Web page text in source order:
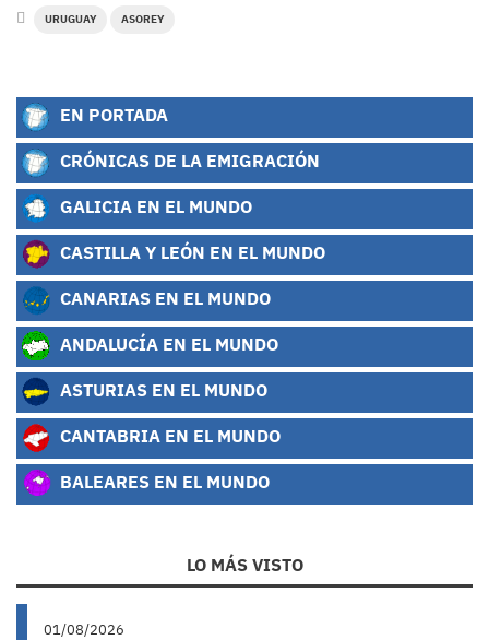
URUGUAY ASOREY
EN PORTADA
CRÓNICAS DE LA EMIGRACIÓN
GALICIA EN EL MUNDO
CASTILLA Y LEÓN EN EL MUNDO
CANARIAS EN EL MUNDO
ANDALUCÍA EN EL MUNDO
ASTURIAS EN EL MUNDO
CANTABRIA EN EL MUNDO
BALEARES EN EL MUNDO
LO MÁS VISTO
01/08/2026